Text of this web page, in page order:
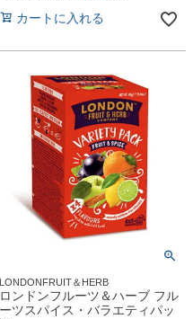
カートに入れる
LONDONFRUIT＆HERB
ロンドンフルーツ＆ハーブ フル
ーツスパイス・バラエティパッ